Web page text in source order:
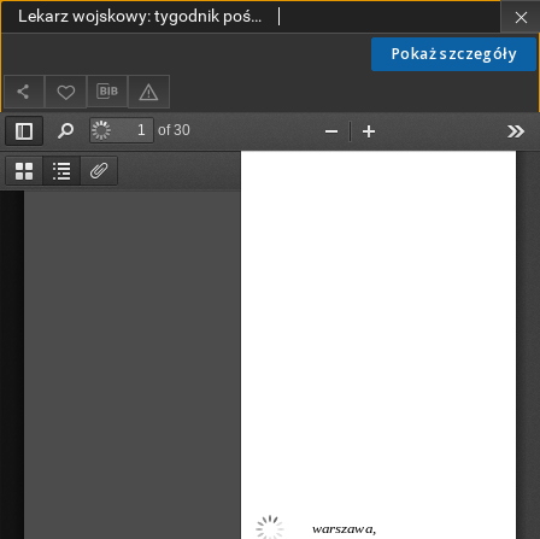
Pokaż szczegóły
Lekarz wojskowy: tygodnik poświęcony medycynie wojskowej i ogólnej 1920, R. 1, nr 1